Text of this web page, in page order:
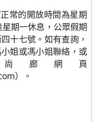
常的開放時間為星期
期一休息，公眾假期
十七號。如有查詢，
姐或馮小姐聯絡，或
廊網頁
）。